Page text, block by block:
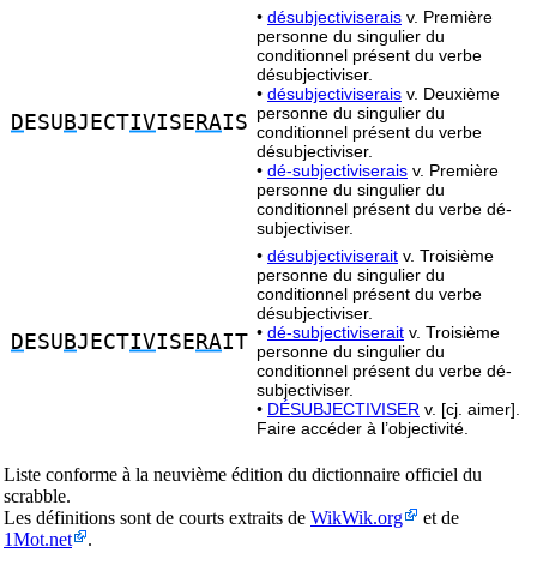
D ESU BJECTIVISE RAIS
• désubjectiviserais v. Première
personne du singulier du
conditionnel présent du verbe
désubjectiviser.
• désubjectiviserais v. Deuxième
personne du singulier du
conditionnel présent du verbe
désubjectiviser.
• dé-subjectiviserais v. Première
personne du singulier du
conditionnel présent du verbe dé-
subjectiviser.
D ESU BJECTIVISE RAIT
• désubjectiviserait v. Troisième
personne du singulier du
conditionnel présent du verbe
désubjectiviser.
• dé-subjectiviserait v. Troisième
personne du singulier du
conditionnel présent du verbe dé-
subjectiviser.
• DÉSUBJECTIVISER v. [cj. aimer].
Faire accéder à l’objectivité.
Liste conforme à la neuvième édition du dictionnaire officiel du
scrabble.
Les définitions sont de courts extraits de WikWik.org
et de
1Mot.net
.